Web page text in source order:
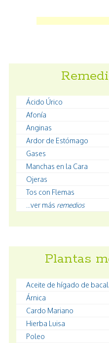
Ácido Úrico
Afonía
Anginas
Ardor de Estómago
Gases
Manchas en la Cara
Ojeras
Tos con Flemas
...ver más remedios
Plantas
Aceite de hígado de
Árnica
Cardo Mariano
Hierba Luisa
Poleo